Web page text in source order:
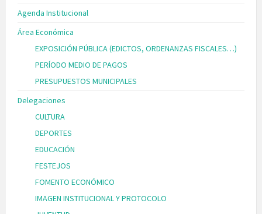
Agenda Institucional
Área Económica
EXPOSICIÓN PÚBLICA (EDICTOS, ORDENANZAS FISCALES…)
PERÍODO MEDIO DE PAGOS
PRESUPUESTOS MUNICIPALES
Delegaciones
CULTURA
DEPORTES
EDUCACIÓN
FESTEJOS
FOMENTO ECONÓMICO
IMAGEN INSTITUCIONAL Y PROTOCOLO